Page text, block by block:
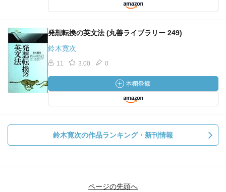
発想転換の英文法 (丸善ライブラリー 249)
鈴木寛次
11 3.00 0
鈴木寛次の作品ランキング・新刊情報
ページの先頭へ